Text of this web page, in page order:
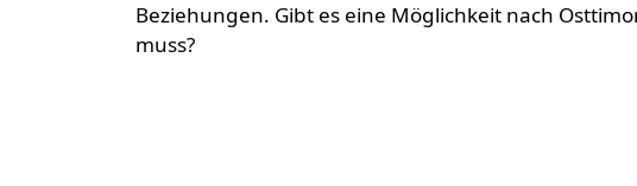
Beziehungen. Gibt es eine Möglichkeit nach
muss?